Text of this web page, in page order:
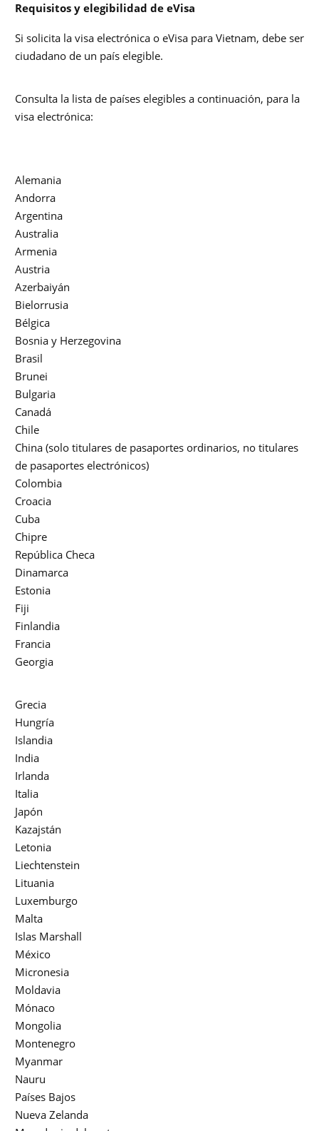
Requisitos y elegibilidad de eVisa
Si solicita la visa electrónica o eVisa para Vietnam, debe ser
ciudadano de un país elegible.
Consulta la lista de países elegibles a continuación, para la
visa electrónica:
Alemania
Andorra
Argentina
Australia
Armenia
Austria
Azerbaiyán
Bielorrusia
Bélgica
Bosnia y Herzegovina
Brasil
Brunei
Bulgaria
Canadá
Chile
China (solo titulares de pasaportes ordinarios, no titulares
de pasaportes electrónicos)
Colombia
Croacia
Cuba
Chipre
República Checa
Dinamarca
Estonia
Fiji
Finlandia
Francia
Georgia
Grecia
Hungría
Islandia
India
Irlanda
Italia
Japón
Kazajstán
Letonia
Liechtenstein
Lituania
Luxemburgo
Malta
Islas Marshall
México
Micronesia
Moldavia
Mónaco
Mongolia
Montenegro
Myanmar
Nauru
Países Bajos
Nueva Zelanda